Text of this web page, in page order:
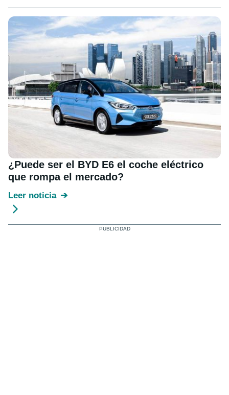
¿Puede ser el BYD E6 el coche eléctrico
que rompa el mercado?
Leer noticia